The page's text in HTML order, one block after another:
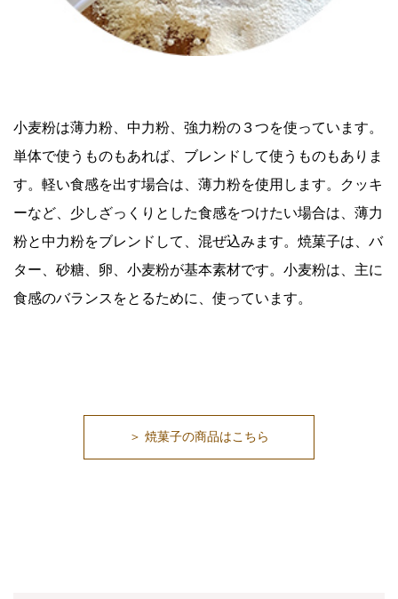
小麦粉は薄力粉、中力粉、強力粉の３つを使っています。
単体で使うものもあれば、ブレンドして使うものもありま
す。軽い食感を出す場合は、薄力粉を使用します。クッキ
ーなど、少しざっくりとした食感をつけたい場合は、薄力
粉と中力粉をブレンドして、混ぜ込みます。焼菓子は、バ
ター、砂糖、卵、小麦粉が基本素材です。小麦粉は、主に
食感のバランスをとるために、使っています。
＞ 焼菓子の商品はこちら